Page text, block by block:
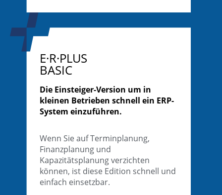
E·R·PLUS
BASIC
Die Einsteiger-Version um in
kleinen Betrieben schnell ein ERP-
System einzuführen.
Wenn Sie auf Terminplanung,
Finanzplanung und
Kapazitätsplanung verzichten
können, ist diese Edition schnell und
einfach einsetzbar.